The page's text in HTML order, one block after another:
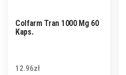
Colfarm Tran 1000 Mg 60
Kaps.
12.96zł